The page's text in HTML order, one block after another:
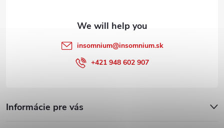
Informácie pre vás
insomnium@insomnium.sk
+421 948 602 907